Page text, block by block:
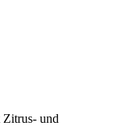
Zitrus- und